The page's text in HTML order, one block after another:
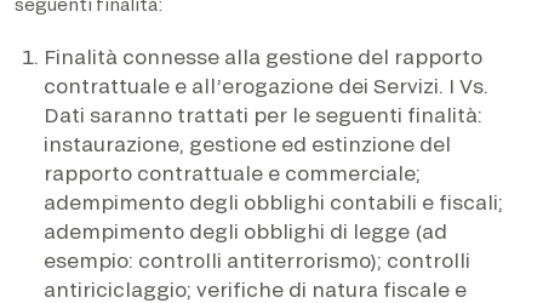
seguenti finalità:
Finalità connesse alla gestione del rapporto
contrattuale e all’erogazione dei Servizi. I Vs.
Dati saranno trattati per le seguenti finalità:
instaurazione, gestione ed estinzione del
rapporto contrattuale e commerciale;
adempimento degli obblighi contabili e fiscali;
adempimento degli obblighi di legge (ad
esempio: controlli antiterrorismo); controlli
antiriciclaggio; verifiche di natura fiscale e